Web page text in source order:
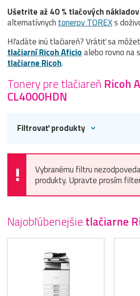
Ušetrite až 40 % tlačových nákladov
alternatívnychtonerov TOREXs
Hľadáte inú tlačiareň? Vrátiť sa
tlačiarní Ricoh Aficioalebo rovno na
tlačiarne Ricoh.
Tonery pre tlačiareň Ricoh
CL4000HDN
Filtrovať produkty
Vybranému filtru
produkty. Upravte prosím
Najobľúbenejšietlačiarne